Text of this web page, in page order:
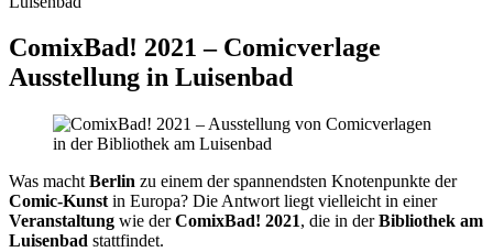
ComixBad! 2021 – Comicverlage
Ausstellung in Luisenbad
Was macht Berlin zu einem der spannendsten Knotenpunkte der
Comic-Kunst in Europa? Die Antwort liegt vielleicht in einer
Veranstaltung wie derComixBad! 2021, die in derBibliothek am
Luisenbad stattfindet.